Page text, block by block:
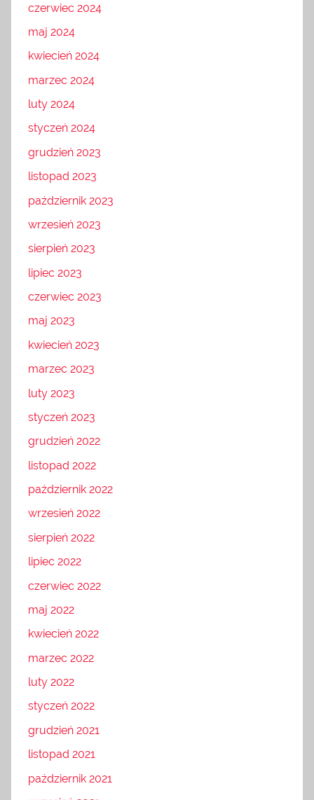
czerwiec 2024
maj 2024
kwiecień 2024
marzec 2024
luty 2024
styczeń 2024
grudzień 2023
listopad 2023
październik 2023
wrzesień 2023
sierpień 2023
lipiec 2023
czerwiec 2023
maj 2023
kwiecień 2023
marzec 2023
luty 2023
styczeń 2023
grudzień 2022
listopad 2022
październik 2022
wrzesień 2022
sierpień 2022
lipiec 2022
czerwiec 2022
maj 2022
kwiecień 2022
marzec 2022
luty 2022
styczeń 2022
grudzień 2021
listopad 2021
październik 2021